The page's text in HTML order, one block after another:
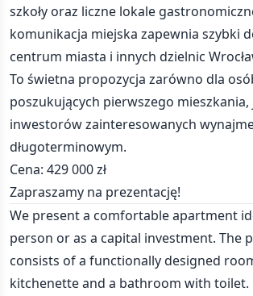
szkoły oraz liczne lokale
komunikacja miejska zapewnia szybki
centrum miasta i innych dzielnic
To świetna propozycja zarówno dla
poszukujących pierwszego mieszkania,
inwestorów zainteresowanych
długoterminowym.
Cena: 429 000 zł
Zapraszamy na prezentację!
We present a comfortable apartment
person or as a capital investment. The
consists of a functionally designed
kitchenette and a bathroom with toilet.